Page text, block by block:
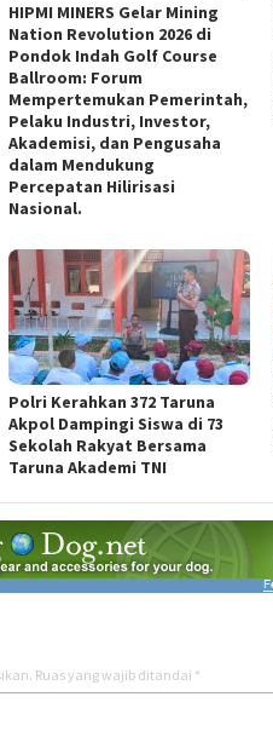
HIPMI MINERS Gelar Mining
Nation Revolution 2026 di
Pondok Indah Golf Course
Ballroom: Forum
Mempertemukan Pemerintah,
Pelaku Industri, Investor,
Akademisi, dan Pengusaha
dalam Mendukung
Percepatan Hilirisasi
Nasional.
Polri Kerahkan 372 Taruna
Akpol Dampingi Siswa di 73
Sekolah Rakyat Bersama
Taruna Akademi TNI
Ruas yang wajib ditandai *